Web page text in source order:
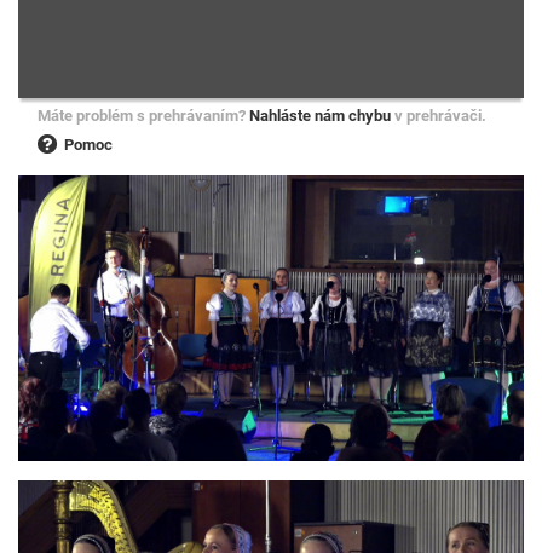
Pomoc
Máte problém s prehrávaním? Nahláste nám chybu v prehrávači.